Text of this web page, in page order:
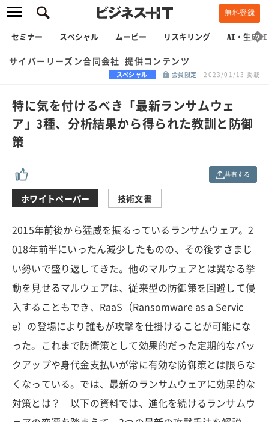
無料登録
セミナー スペシャル ムービー リスキリング AI・生成AI
サイバーリーズン合同会社 提供コンテンツ
スペシャル 会員限定 2023/01/13 掲載
特に気を付けるべき「最新ランサムウェ
ア」3種、分析結果から得られた教訓と防御
策
共有する
ホワイトペーパー 技術文書
2015年前後から猛威を振るっているランサムウェア。2
018年前半にいったん減少したものの、その後すさまじ
い勢いで盛り返してきた。他のマルウェアとは異なる挙
動を見せるマルウェアは、従来型の防御策を回避して侵
入することもでき、RaaS（Ransomware as a Servic
e）の登場により誰もが攻撃を仕掛けることが可能にな
った。これまで防衛策として効果的だった定期的なバッ
クアップや身代金支払いが常に有効な防御策とは限らな
くなっている。では、最新のランサムウェアに効果的な
対策とは？ 以下の資料では、進化を続けるランサムウ